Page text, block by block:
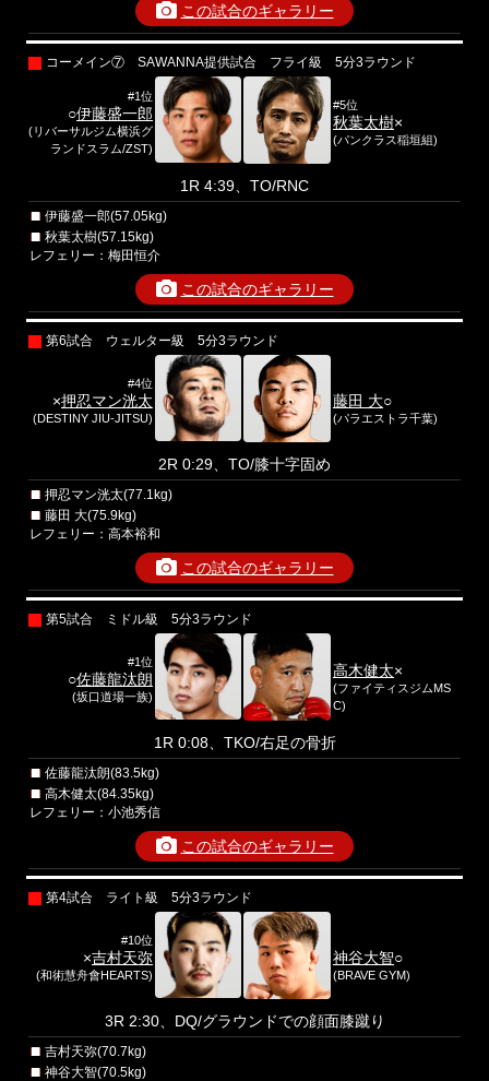
この試合のギャラリー
コーメイン⑦ SAWANNA提供試合 フライ級 5分3ラウンド
#1位
○伊藤盛一郎
(リバーサルジム横浜グ
ランドスラム/ZST)
#5位
秋葉太樹×
(パンクラス稲垣組)
1R 4:39、TO/RNC
伊藤盛一郎(57.05kg)
秋葉太樹(57.15kg)
レフェリー：梅田恒介
この試合のギャラリー
第6試合 ウェルター級 5分3ラウンド
#4位
×押忍マン洸太
(DESTINY JIU-JITSU)
藤田 大○
(パラエストラ千葉)
2R 0:29、TO/膝十字固め
押忍マン洸太(77.1kg)
藤田 大(75.9kg)
レフェリー：高本裕和
この試合のギャラリー
第5試合 ミドル級 5分3ラウンド
#1位
○佐藤龍汰朗
(坂口道場一族)
高木健太×
(ファイティスジムMS
C)
1R 0:08、TKO/右足の骨折
佐藤龍汰朗(83.5kg)
高木健太(84.35kg)
レフェリー：小池秀信
この試合のギャラリー
第4試合 ライト級 5分3ラウンド
#10位
×吉村天弥
(和術慧舟會HEARTS)
神谷大智○
(BRAVE GYM)
3R 2:30、DQ/グラウンドでの顔面膝蹴り
吉村天弥(70.7kg)
神谷大智(70.5kg)